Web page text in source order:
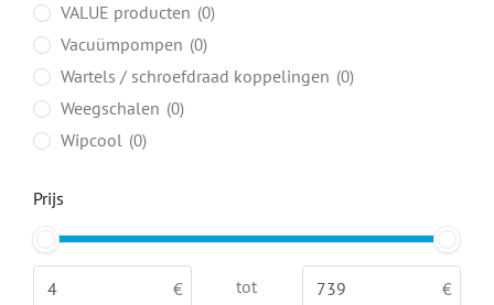
VALUE producten 0
Vacuümpompen 0
Wartels / schroefdraad koppelingen 0
Weegschalen 0
Wipcool 0
Prijs
tot